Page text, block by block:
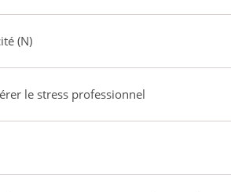
(N)
le stress professionnel